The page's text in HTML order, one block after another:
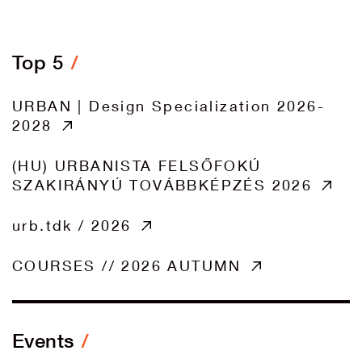
Top 5
URBAN | Design Specialization 2026-
2028
(HU) URBANISTA FELSŐFOKÚ
SZAKIRÁNYÚ TOVÁBBKÉPZÉS 2026
urb.tdk / 2026
COURSES // 2026 AUTUMN
Events